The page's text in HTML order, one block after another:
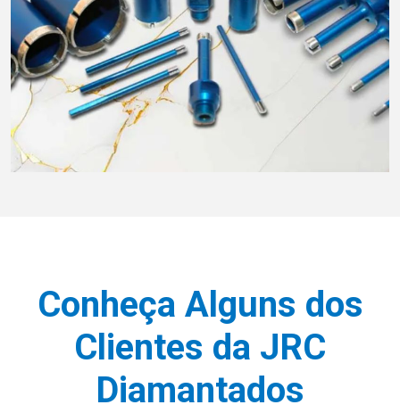
Conheça Alguns dos
Clientes da JRC
Diamantados